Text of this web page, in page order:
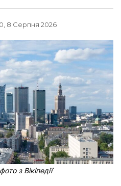
8 Серпня 2026
з Вікіпедії